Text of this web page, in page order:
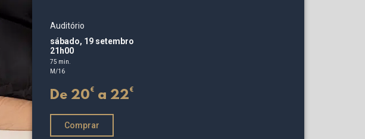
Auditório
sábado, 19 setembro
21h00
75 min.
M/16
De 20€a 22€
Comprar